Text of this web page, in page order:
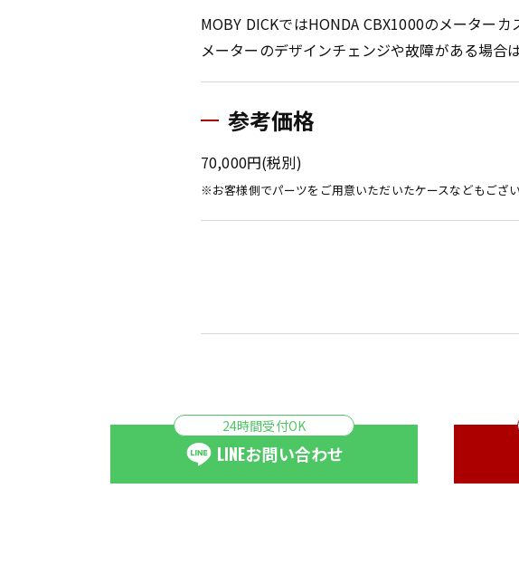
MOBY DICKではHONDA CBX1000のメーター
メーターのデザインチェンジや故障がある場合
参考価格
70,000円(税別)
※お客様側でパーツをご用意いただいたケースなどもござ
24時間受付OK
LINEお問い合わせ